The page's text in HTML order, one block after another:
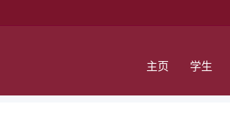
主页 学生